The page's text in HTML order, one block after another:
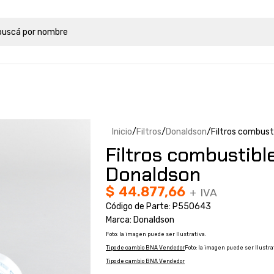
Inicio Filtros Donaldson Filtros
Filtros
Donaldson
$ 44.877,66 + IVA
Código de Parte: P550643
Marca: Donaldson
Foto: la imagen puede ser Ilustrativa.
Tipo de cambio BNA Vendedor Foto: la imagen puede ser
Tipo de cambio BNA Vendedor